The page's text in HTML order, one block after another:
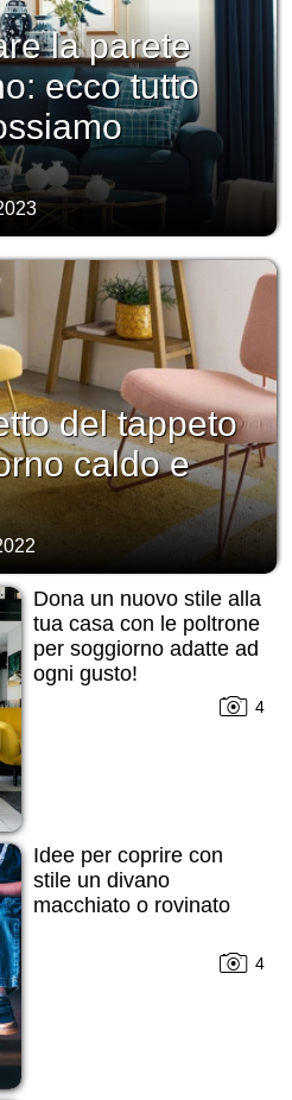
la parete
ecco tutto
del tappeto
caldo e
Dona un nuovo stile alla
tua casa con le poltrone
per soggiorno adatte ad
ogni gusto!
4
Idee per coprire con
stile un divano
macchiato o rovinato
4